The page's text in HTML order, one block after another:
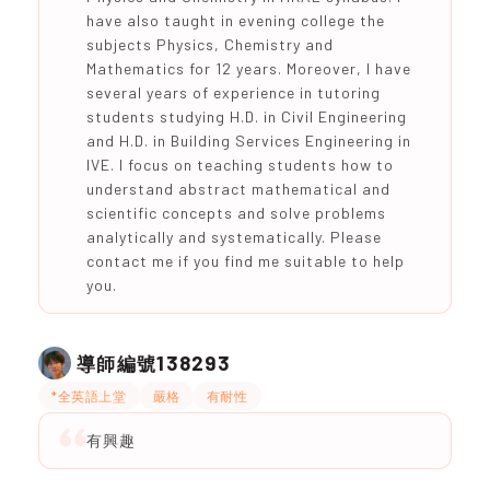
have also taught in evening college the
subjects Physics, Chemistry and
Mathematics for 12 years. Moreover, I have
several years of experience in tutoring
students studying H.D. in Civil Engineering
and H.D. in Building Services Engineering in
IVE. I focus on teaching students how to
understand abstract mathematical and
scientific concepts and solve problems
analytically and systematically. Please
contact me if you find me suitable to help
you.
導師編號138293
*全英語上堂 嚴格 有耐性
有興趣